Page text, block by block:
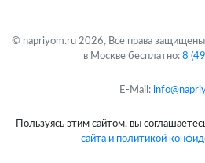
© napriyom.ru 2026, Все права
в Москве бесплатно: 8
E-Mail:
Пользуясь этим сайтом, вы
сайта и политикой